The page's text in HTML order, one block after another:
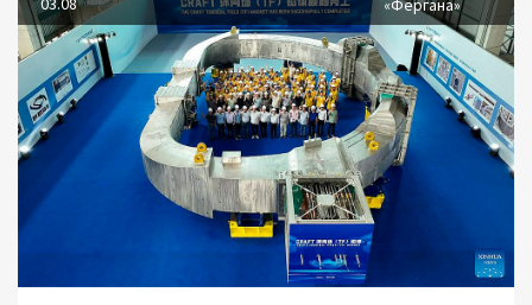
«Фергана»